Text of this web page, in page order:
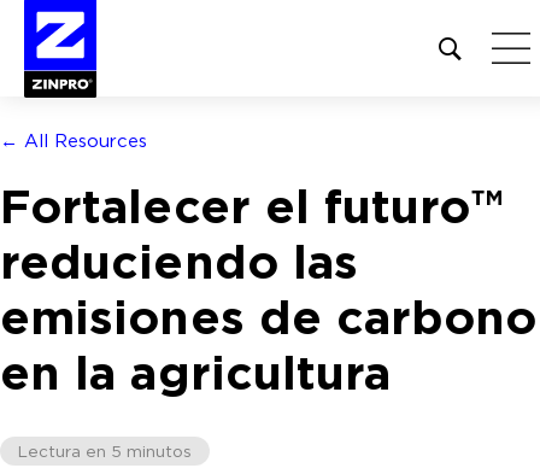
Open
site
← All Resources
Fortalecer el futuro™
reduciendo las
emisiones de carbono
en la agricultura
Lectura en 5 minutos